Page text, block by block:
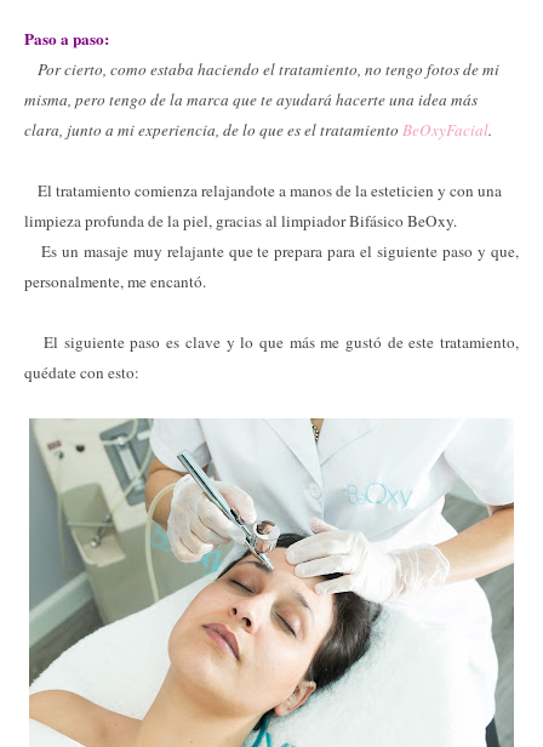
Paso a paso:
Por cierto, como estaba haciendo el tratamiento, no tengo fotos de mi
misma, pero tengo de la marca que te ayudará hacerte una idea más
clara, junto a mi experiencia, de lo que es el tratamiento BeOxyFacial.
El tratamiento comienza relajandote a manos de la esteticien y con una
limpieza profunda de la piel, gracias al limpiador Bifásico BeOxy.
Es un masaje muy relajante que te prepara para el siguiente paso y que,
personalmente, me encantó.
El siguiente paso es clave y lo que más me gustó de este tratamiento,
quédate con esto: